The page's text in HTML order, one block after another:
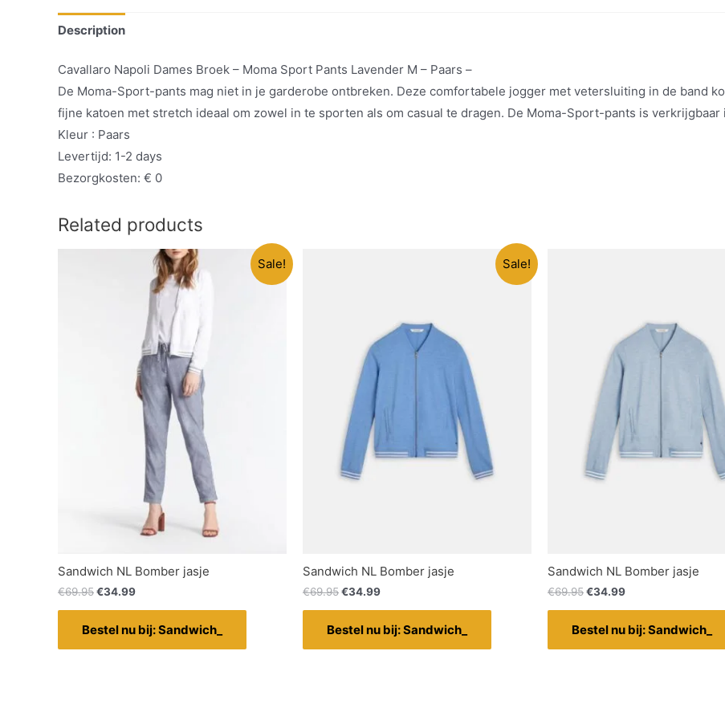
Description
Cavallaro Napoli Dames Broek – Moma Sport Pants Lavender M – Paars –
De Moma-Sport-pants mag niet in je garderobe ontbreken. Deze comfortabele jogger met vetersluiting in de band
fijne katoen met stretch ideaal om zowel in te sporten als om casual te dragen. De Moma-Sport-pants is
Kleur : Paars
Levertijd: 1-2 days
Bezorgkosten: € 0
Related products
Sale!
Sandwich NL Bomber jasje
€69.95€34.99
Bestel nu bij: Sandwich_
Sale!
Sandwich NL Bomber jasje
€69.95€34.99
Bestel nu bij: Sandwich_
Sandwich NL Bomber jasje
€69.95€34.99
Bestel nu bij: Sandwich_